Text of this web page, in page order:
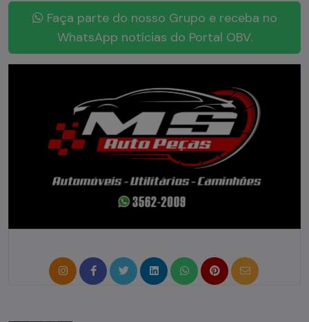
Faça parte do nosso Grupo e receba no
WhatsApp notícias do Portal OBV.